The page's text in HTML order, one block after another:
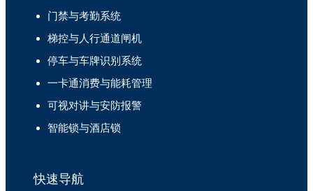
门禁与考勤系统
梯控与人行通道闸机
停车与车牌识别系统
一卡通消费与能耗管理
可视对讲与安防报警
智能锁与酒店锁
快速导航